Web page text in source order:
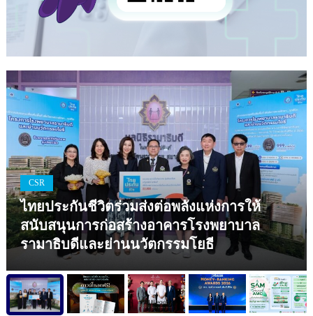
CSR
ไทยประกันชีวิตร่วมส่งต่อพลังแห่งการให้
สนับสนุนการก่อสร้างอาคารโรงพยาบาล
รามาธิบดีและย่านนวัตกรรมโยธี